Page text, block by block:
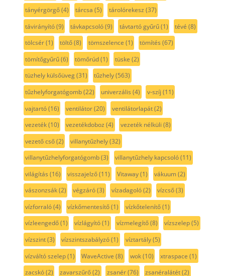
tányérgörgő(4) tárcsa (5) tárolórekesz (37)
távirányító(9) távkapcsoló(9) távtartó gyűrű(1) tévé (8)
tölcsér(1) töltő(8) tömszelence (1) tömítés (67)
tömítőgyűrű(6) tömőrúd(1) tüske (2)
tüzhely külsőüveg(31) tűzhely(563)
tűzhelyforgatógomb(22) univerzális (4) v-szíj (11)
vajtartó(16) ventilátor(20) ventilátorlapát(2)
vezeték(10) vezetékdoboz (4) vezeték nélküli (8)
vezető cső(2) villanytűzhely(32)
villanytűzhelyforgatógomb(3) villanytűzhely kapcsoló(11)
világítás (16) visszajelző(11) Vitaway(1) vákuum(2)
vászonzsák(2) végzáró(3) vízadagoló(2) vízcső(3)
vízforraló(4) vízkőmentesítő(1) vízkőtelenítő(1)
vízleengedő(1) vízlágyító(1) vízmelegítő(8) vízszelep(5)
vízszint(3) vízszintszabályzó(1) víztartály(5)
vízváltó szelep(1) WaveActive (8) wok(10) xtraspace (1)
zacskó(2) zavarszűrő(2) zsanér(76) zsanéralátét(2)